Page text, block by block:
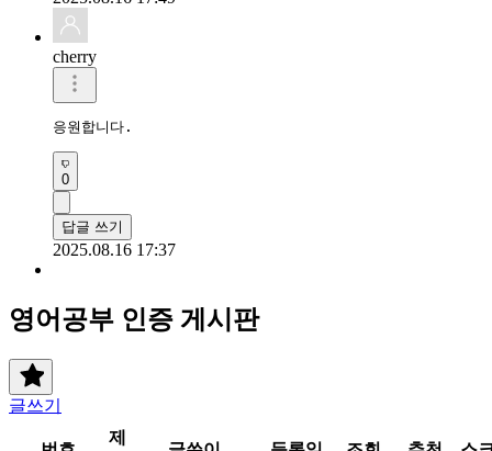
cherry
응원합니다.
0
답글 쓰기
2025.08.16 17:37
영어공부 인증 게시판
글쓰기
제